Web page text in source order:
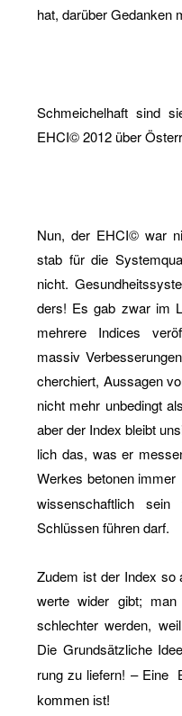
hat, dar­über Ge­dan­ken
Schmei­chel­haft sind
EHCI© 2012 über
Nun, der EHCI© war
stab für die
nicht.
ders! Es gab zwar im
meh­re­re In­di­ces
mas­siv
cher­chiert, Aus­sa­gen
nicht mehr un­be­dingt
aber der Index bleibt
lich das, was er
Wer­kes be­to­nen immer
wis­sen­schaft­lich
Schlüs­sen füh­ren darf.
Zudem ist der Index
wer­te wider gibt;
schlech­ter wer­den,
Die Grund­sätz­li­che
rung zu lie­fern! – Eine
kom­men ist!